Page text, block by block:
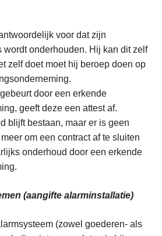
voor dat zijn
wordt onderhouden. Hij kan dit zelf
zelf doet moet hij beroep doen op
door een erkende
geeft deze een attest af.
blijft bestaan, maar er is geen
om een contract af te sluiten
onderhoud door een erkende
(aangifte alarminstallatie)
(zowel goederen- als